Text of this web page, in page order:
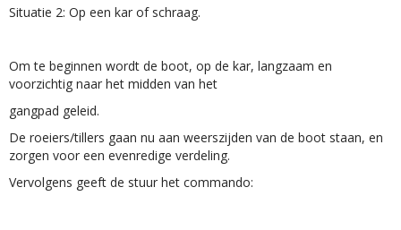
Situatie 2: Op een kar of schraag.
Om te beginnen wordt de boot, op de kar, langzaam en
voorzichtig naar het midden van het
gangpad geleid.
De roeiers/tillers gaan nu aan weerszijden van de boot staan, en
zorgen voor een evenredige verdeling.
Vervolgens geeft de stuur het commando: